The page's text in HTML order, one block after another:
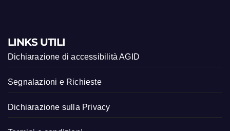
LINKS UTILI
Dichiarazione di accessibilità AGID
Segnalazioni e Richieste
Dichiarazione sulla Privacy